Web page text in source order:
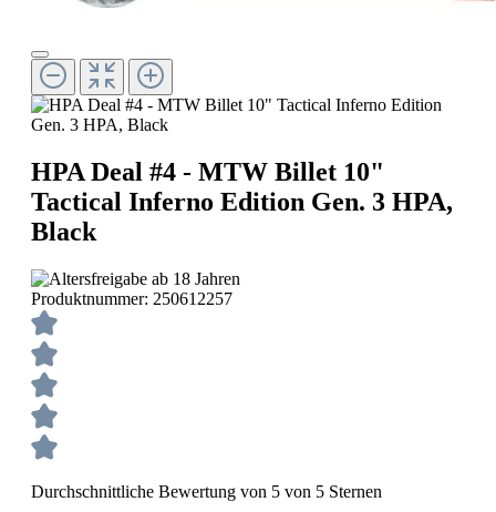
HPA Deal #4 - MTW Billet 10"
Tactical Inferno Edition Gen. 3 HPA,
Black
Produktnummer: 250612257
Durchschnittliche Bewertung von 5 von 5 Sternen